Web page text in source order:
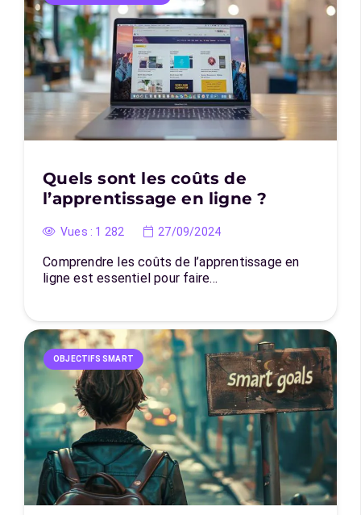
Quels sont les coûts de
l’apprentissage en ligne ?
Vues : 1 282 27/09/2024
Comprendre les coûts de l’apprentissage en
ligne est essentiel pour faire…
OBJECTIFS SMART